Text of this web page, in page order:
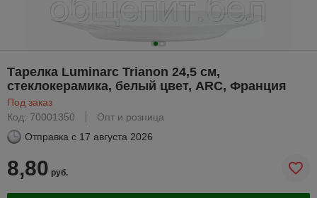
Тарелка Luminarc Trianon 24,5 см,
стеклокерамика, белый цвет, ARC, Франция
Под заказ
Код: 70001350
Опт и розница
Отправка с 17 августа 2026
8,80 руб.